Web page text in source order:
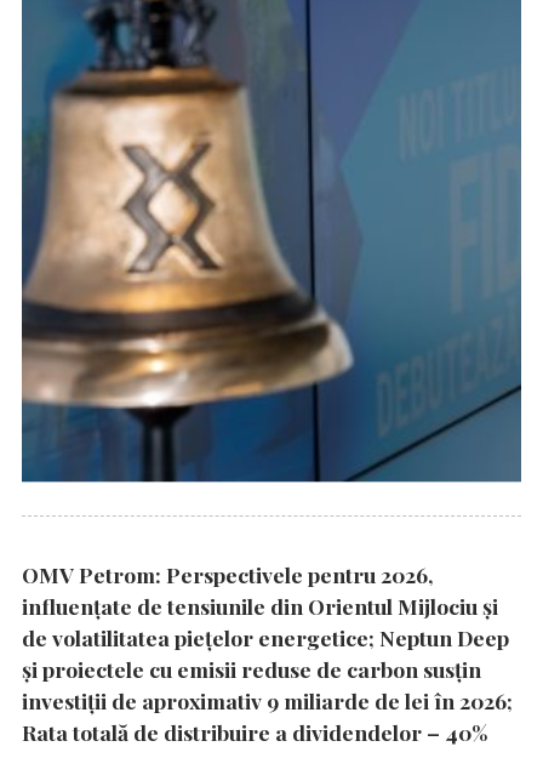
OMV Petrom: Perspectivele pentru 2026,
influențate de tensiunile din Orientul Mijlociu și
de volatilitatea piețelor energetice; Neptun Deep
și proiectele cu emisii reduse de carbon susțin
investiții de aproximativ 9 miliarde de lei în 2026;
Rata totală de distribuire a dividendelor – 40%